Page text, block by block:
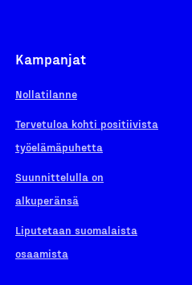
Kampanjat
Nollatilanne
Tervetuloa kohti positiivista
työelämäpuhetta
Suunnittelulla on
alkuperänsä
Liputetaan suomalaista
osaamista